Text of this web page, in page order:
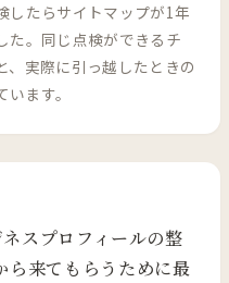
したらサイトマップが1年
た。同じ点検ができるチ
、実際に引っ越したときの
ます。
スプロフィールの整
ら来てもらうために最